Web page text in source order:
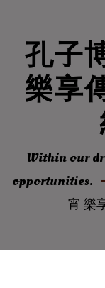
孔子
樂享
Within our
opportunities.
宵 樂